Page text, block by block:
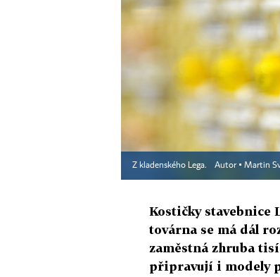
Z kladenského Lega. Autor ▪ Martin
Kostičky stavebnice
továrna se má dál
zaměstná zhruba
připravují i modely